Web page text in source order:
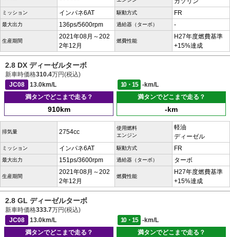
ミッション インパネ6AT 駆動方式 FR
最大出力 136ps/5600rpm 過給器（ターボ） -
生産期間
2021年08月～202
2年12月
燃費性能
H27年度燃費基準
+15%達成
2.8 DX ディーゼルターボ
新車時価格310.4万円(税込)
JC08
13.0km/L 10・15
-km/L
満タンでどこまで走る？
910km
満タンでどこまで走る？
-km
排気量 2754cc
使用燃料
エンジン
軽油
ディーゼル
ミッション インパネ6AT 駆動方式 FR
最大出力 151ps/3600rpm 過給器（ターボ） ターボ
生産期間
2021年08月～202
2年12月
燃費性能
H27年度燃費基準
+15%達成
2.8 GL ディーゼルターボ
新車時価格333.7万円(税込)
JC08
13.0km/L 10・15
-km/L
満タンでどこまで走る？
満タンでどこまで走る？